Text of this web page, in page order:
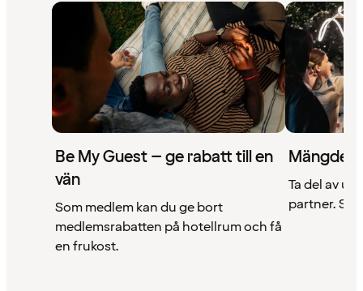
Be My Guest – ge rabatt till en
vän
Som medlem kan du ge bort
medlemsrabatten på hotellrum och få
en frukost.
Mängder
Ta del av
partner. Se